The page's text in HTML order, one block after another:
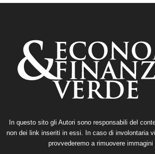
In questo sito gli Autori sono responsabili del
non dei link inseriti in essi. In caso di involontaria
provvederemo a rimuovere immagini